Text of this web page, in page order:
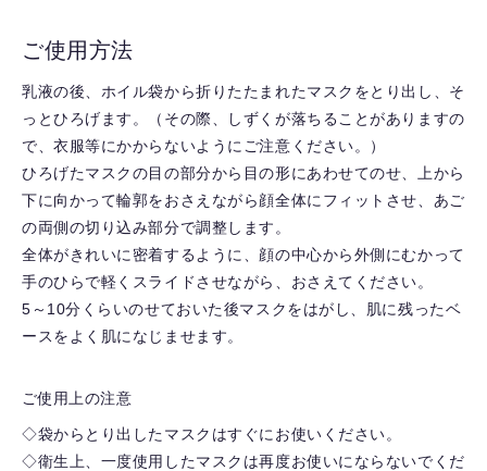
ご使用方法
乳液の後、ホイル袋から折りたたまれたマスクをとり出し、そ
っとひろげます。（その際、しずくが落ちることがありますの
で、衣服等にかからないようにご注意ください。）
ひろげたマスクの目の部分から目の形にあわせてのせ、上から
下に向かって輪郭をおさえながら顔全体にフィットさせ、あご
の両側の切り込み部分で調整します。
全体がきれいに密着するように、顔の中心から外側にむかって
手のひらで軽くスライドさせながら、おさえてください。
5～10分くらいのせておいた後マスクをはがし、肌に残ったベ
ースをよく肌になじませます。
ご使用上の注意
◇袋からとり出したマスクはすぐにお使いください。
◇衛生上、一度使用したマスクは再度お使いにならないでくだ